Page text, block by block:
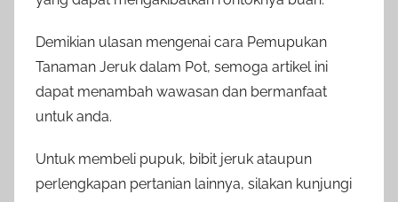
Demikian ulasan mengenai cara Pemupukan
Tanaman Jeruk dalam Pot, semoga artikel ini
dapat menambah wawasan dan bermanfaat
untuk anda.
Untuk membeli pupuk, bibit jeruk ataupun
perlengkapan pertanian lainnya, silakan kunjungi